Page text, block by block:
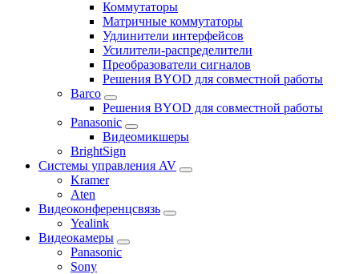
Коммутаторы
Матричные коммутаторы
Удлинители интерфейсов
Усилители-распределители
Преобразователи сигналов
Решения BYOD для совместной работы
Barco
Решения BYOD для совместной работы
Panasonic
Видеомикшеры
BrightSign
Системы управления AV
Kramer
Aten
Видеоконференцсвязь
Yealink
Видеокамеры
Panasonic
Sony